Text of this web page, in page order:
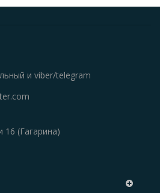
и viber/telegram
16 (Гагарина)